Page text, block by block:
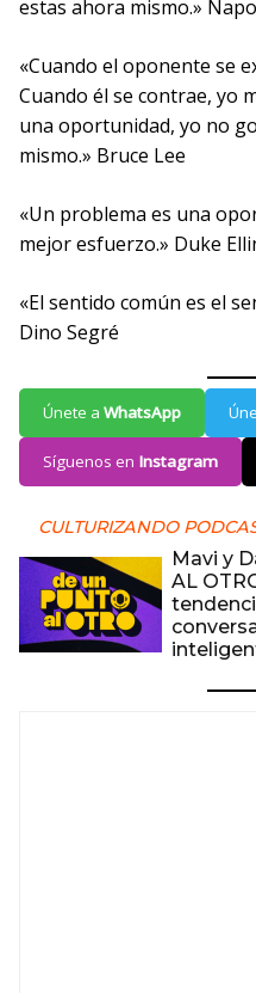
estas ahora mismo.»
«Cuando el oponente se
Cuando él se contrae, yo
una oportunidad, yo no
mismo.» Bruce Lee
«Un problema es una
mejor esfuerzo.» Duke
«El sentido común es el
Dino Segré
Únete a WhatsApp
Síguenos en Instagram
CULTURIZANDO
Mavi y
AL